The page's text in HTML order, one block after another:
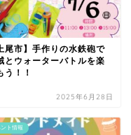
尾市】手作りの水鉄砲で
とウォーターバトルを楽
う！！
2025年6月28日
ント情報